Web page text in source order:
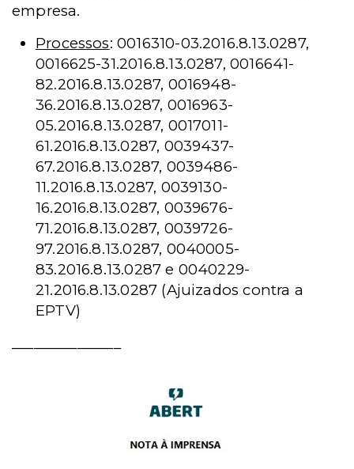
empresa.
Processos: 0016310-03.2016.8.13.0287,
0016625-31.2016.8.13.0287, 0016641-
82.2016.8.13.0287, 0016948-
36.2016.8.13.0287, 0016963-
05.2016.8.13.0287, 0017011-
61.2016.8.13.0287, 0039437-
67.2016.8.13.0287, 0039486-
11.2016.8.13.0287, 0039130-
16.2016.8.13.0287, 0039676-
71.2016.8.13.0287, 0039726-
97.2016.8.13.0287, 0040005-
83.2016.8.13.0287 e 0040229-
21.2016.8.13.0287 (Ajuizados contra a
EPTV)